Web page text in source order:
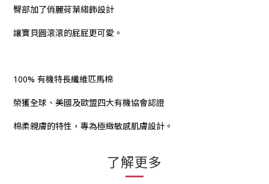
臀部加了俏麗荷葉縐飾設計
讓寶貝圓滾滾的屁屁更可愛。
100% 有機特長纖維匹馬棉
榮獲全球、美國及歐盟四大有機協會認證
棉柔親膚的特性，專為極緻敏感肌膚設計。
了解更多